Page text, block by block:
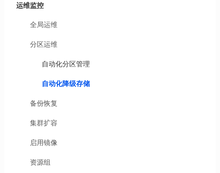
运维监控
全局运维
分区运维
自动化分区管理
自动化降级存储
备份恢复
集群扩容
启用镜像
资源组